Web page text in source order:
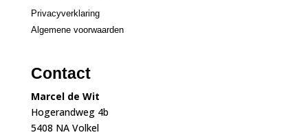
Privacyverklaring
Algemene voorwaarden
Contact
Marcel de Wit
Hogerandweg 4b
5408 NA Volkel